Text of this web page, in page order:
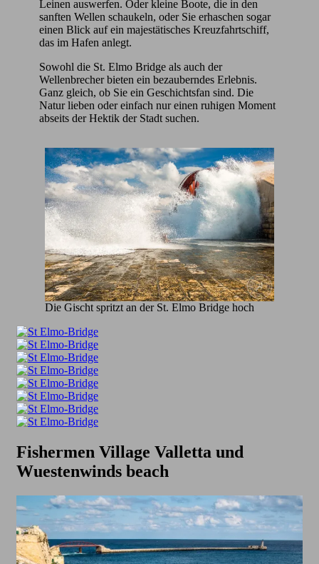
Leinen auswerfen. Oder kleine Boote, die in den
sanften Wellen schaukeln, oder Sie erhaschen sogar
einen Blick auf ein majestätisches Kreuzfahrtschiff,
das im Hafen anlegt.
Sowohl die St. Elmo Bridge als auch der
Wellenbrecher bieten ein bezauberndes Erlebnis.
Ganz gleich, ob Sie ein Geschichtsfan sind. Die
Natur lieben oder einfach nur einen ruhigen Moment
abseits der Hektik der Stadt suchen.
Die Gischt spritzt an der St. Elmo Bridge hoch
Fishermen Village Valletta und
Wuestenwinds beach